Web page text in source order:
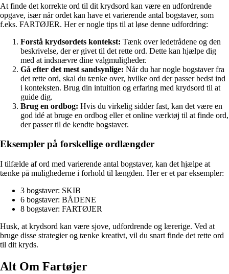
At finde det korrekte ord til dit krydsord kan være en udfordrende
opgave, især når ordet kan have et varierende antal bogstaver, som
f.eks. FARTØJER. Her er nogle tips til at løse denne udfordring:
Forstå krydsordets kontekst: Tænk over ledetrådene og den
beskrivelse, der er givet til det rette ord. Dette kan hjælpe dig
med at indsnævre dine valgmuligheder.
Gå efter det mest sandsynlige: Når du har nogle bogstaver fra
det rette ord, skal du tænke over, hvilke ord der passer bedst ind
i konteksten. Brug din intuition og erfaring med krydsord til at
guide dig.
Brug en ordbog: Hvis du virkelig sidder fast, kan det være en
god idé at bruge en ordbog eller et online værktøj til at finde ord,
der passer til de kendte bogstaver.
Eksempler på forskellige ordlængder
I tilfælde af ord med varierende antal bogstaver, kan det hjælpe at
tænke på mulighederne i forhold til længden. Her er et par eksempler:
3 bogstaver: SKIB
6 bogstaver: BÅDENE
8 bogstaver: FARTØJER
Husk, at krydsord kan være sjove, udfordrende og lærerige. Ved at
bruge disse strategier og tænke kreativt, vil du snart finde det rette ord
til dit kryds.
Alt Om Fartøjer